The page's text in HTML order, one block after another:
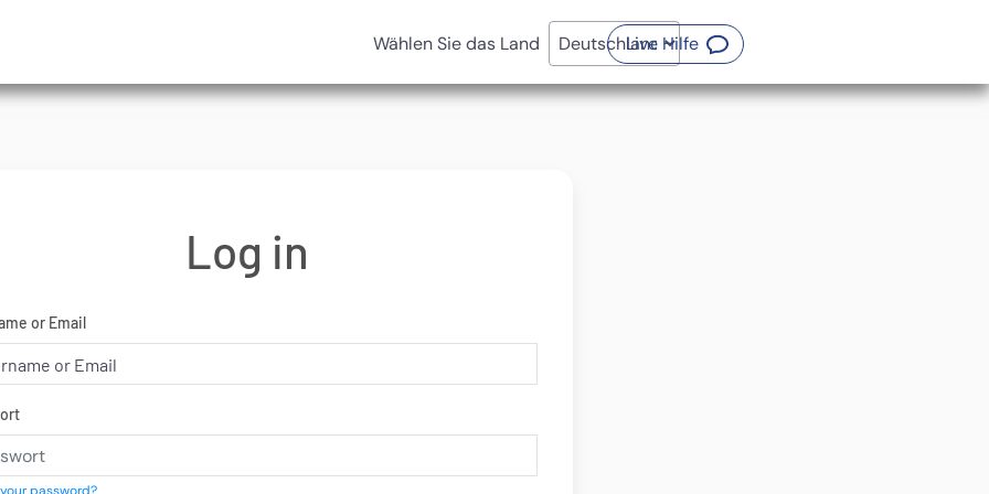
Wählen Sie das Land Live Hilfe(Öffnet ein neues Fenster)
Log in
or Email